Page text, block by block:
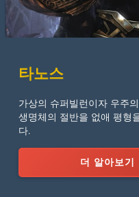
타노스
가상의 슈퍼빌런이자 우주
생명체의 절반을 없애 평형
다.
더 알아보기